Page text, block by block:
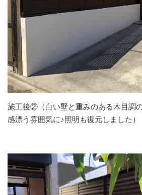
施工後②（白い壁と重みのある木目調
感漂う雰囲気に♪照明も復元しました）